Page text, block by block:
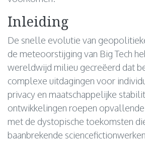
Inleiding
De snelle evolutie van
de meteoorstijging van Big Tech
wereldwijd milieu gecreëerd dat
complexe uitdagingen voor
privacy en maatschappelijke
ontwikkelingen roepen
met de dystopische toekomsten
baanbrekende